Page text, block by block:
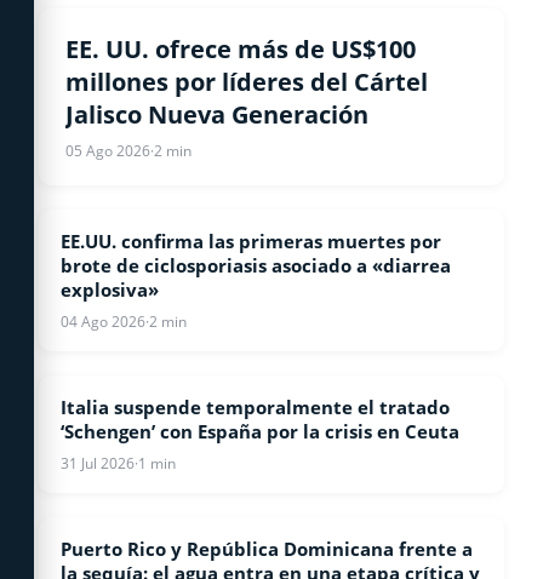
ESTADOS UNIDOS
EE. UU. ofrece más de US$100
millones por líderes del Cártel
Jalisco Nueva Generación
05 Ago 2026·2 min
ESTADOS UNIDOS
EE.UU. confirma las primeras muertes por
brote de ciclosporiasis asociado a «diarrea
explosiva»
04 Ago 2026·2 min
INTERNACIONALES
Italia suspende temporalmente el tratado
‘Schengen’ con España por la crisis en Ceuta
31 Jul 2026·1 min
INTERNACIONALES
Puerto Rico y República Dominicana frente a
la sequía: el agua entra en una etapa crítica y